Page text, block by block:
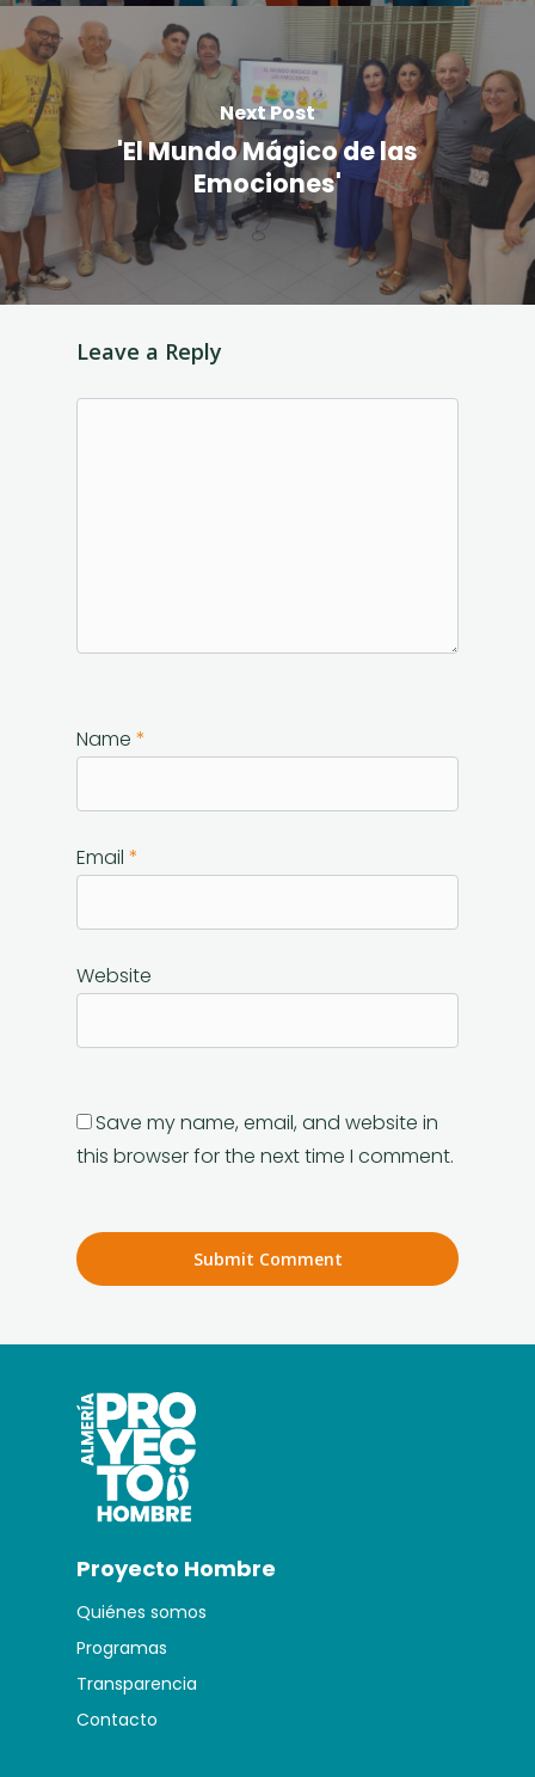
Next Post
'El Mundo Mágico de las
Emociones'
Leave a Reply
Name *
Email *
Website
Save my name, email, and website in
this browser for the next time I comment.
Proyecto Hombre
Quiénes somos
Programas
Transparencia
Contacto